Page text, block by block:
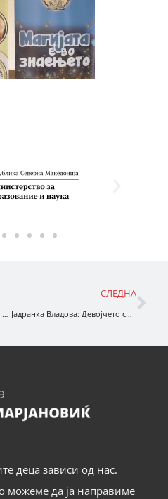
Дали ChatGPT ми го заглупува детето?
СЛЕДНА
Јадранка Владова: Девојчето со две имиња
деца зависи од нас.
можеме да ја направиме